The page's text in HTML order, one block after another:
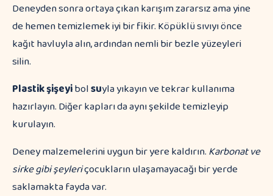
Deneyden sonra ortaya çıkan karışım zararsız ama yine
de hemen temizlemek iyi bir fikir. Köpüklü sıvıyı önce
kağıt havluyla alın, ardından nemli bir bezle yüzeyleri
silin.
Plastik şişeyibolsuyla yıkayın ve tekrar kullanıma
hazırlayın. Diğer kapları da aynı şekilde temizleyip
kurulayın.
Deney malzemelerini uygun bir yere kaldırın.Karbonat ve
sirke gibi şeyleriçocukların ulaşamayacağı bir yerde
saklamakta fayda var.